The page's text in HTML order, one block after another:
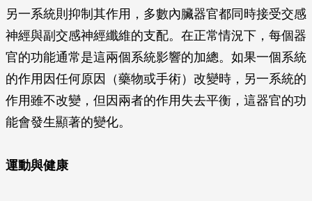
另一系統則抑制其作用，多數內臟器官都同時接受交感
神經與副交感神經纖維的支配。在正常情況下，每個器
官的功能通常是這兩個系統影響的加總。如果一個系統
的作用因任何原因（藥物或手術）改變時，另一系統的
作用雖不改變，但因兩者的作用失去平衡，這器官的功
能會發生顯著的變化。
運動與健康